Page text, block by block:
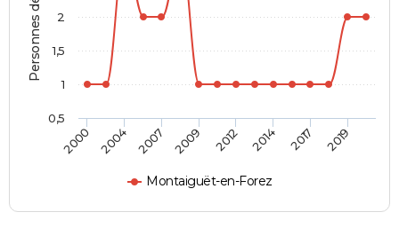
Montaiguët-en-Forez
2000 2004 2007 2009 2012 2014 2017 2019
0,5
1
1,5
2